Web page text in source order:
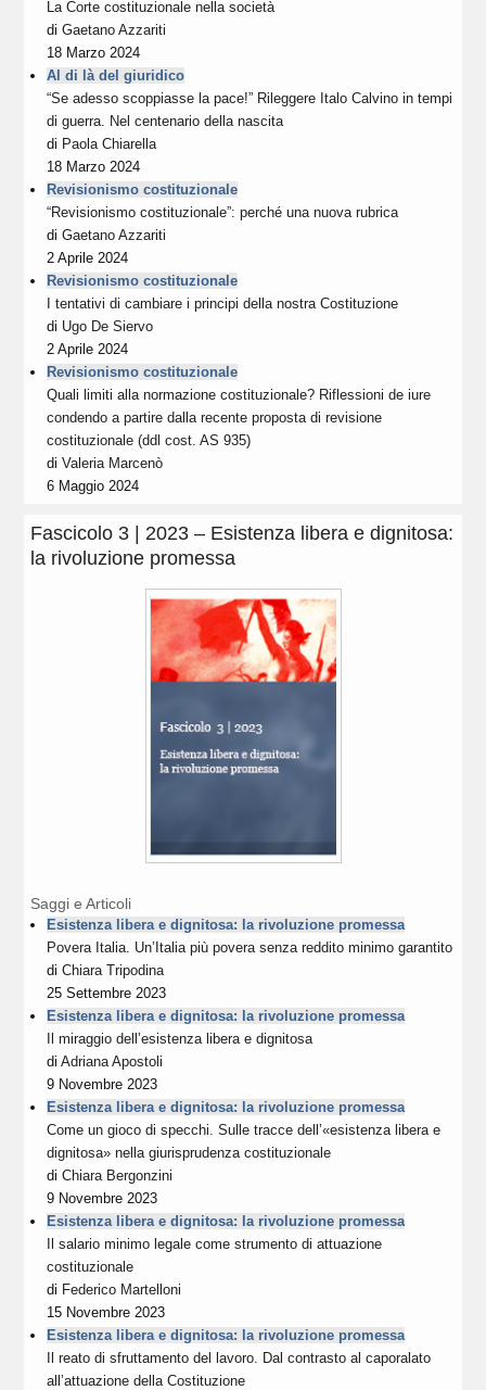
La Corte costituzionale nella società
diGaetano Azzariti
18 Marzo 2024
Al di là del giuridico
“Se adesso scoppiasse la pace!” Rileggere Italo Calvino in tempi
di guerra. Nel centenario della nascita
di Paola Chiarella
18 Marzo 2024
Revisionismo costituzionale
“Revisionismo costituzionale”: perché una nuova rubrica
diGaetano Azzariti
2 Aprile 2024
Revisionismo costituzionale
I tentativi di cambiare i principi della nostra Costituzione
di Ugo De Siervo
2 Aprile 2024
Revisionismo costituzionale
Quali limiti alla normazione costituzionale? Riflessioni de iure
condendo a partire dalla recente proposta di revisione
costituzionale (ddl cost. AS 935)
diValeria Marcenò
6 Maggio 2024
Fascicolo 3 | 2023 – Esistenza libera e dignitosa:
la rivoluzione promessa
Saggi e Articoli
Esistenza libera e dignitosa: la rivoluzione promessa
Povera Italia. Un’Italia più povera senza reddito minimo garantito
diChiara Tripodina
25 Settembre 2023
Esistenza libera e dignitosa: la rivoluzione promessa
Il miraggio dell’esistenza libera e dignitosa
diAdriana Apostoli
9 Novembre 2023
Esistenza libera e dignitosa: la rivoluzione promessa
Come un gioco di specchi. Sulle tracce dell’«esistenza libera e
dignitosa» nella giurisprudenza costituzionale
diChiara Bergonzini
9 Novembre 2023
Esistenza libera e dignitosa: la rivoluzione promessa
Il salario minimo legale come strumento di attuazione
costituzionale
di Federico Martelloni
15 Novembre 2023
Esistenza libera e dignitosa: la rivoluzione promessa
Il reato di sfruttamento del lavoro. Dal contrasto al caporalato
all’attuazione della Costituzione